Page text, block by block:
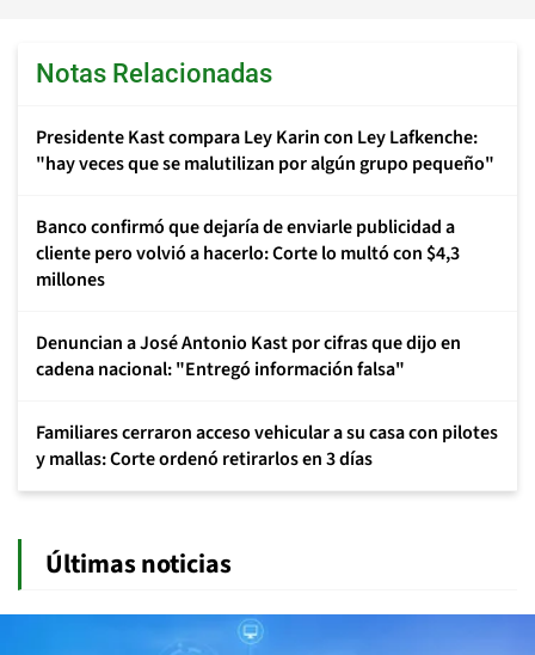
Notas Relacionadas
Presidente Kast compara Ley Karin con Ley Lafkenche:
"hay veces que se malutilizan por algún grupo pequeño"
Banco confirmó que dejaría de enviarle publicidad a
cliente pero volvió a hacerlo: Corte lo multó con $4,3
millones
Denuncian a José Antonio Kast por cifras que dijo en
cadena nacional: "Entregó información falsa"
Familiares cerraron acceso vehicular a su casa con pilotes
y mallas: Corte ordenó retirarlos en 3 días
Últimas noticias